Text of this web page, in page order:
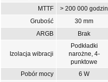
MTTF
> 200 000 godzin
Grubość
30 mm
ARGB
Brak
Izolacja wibracji
Podkładki
narożne, 4-
punktowe
Pobór mocy
6 W